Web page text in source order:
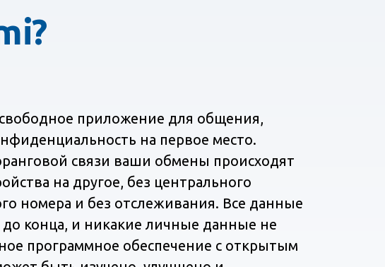
приложение для общения,
на первое место.
связи ваши обмены происходят
на другое, без центрального
номера и без отслеживания. Все данные
конца, и никакие личные данные не
программное обеспечение с открытым